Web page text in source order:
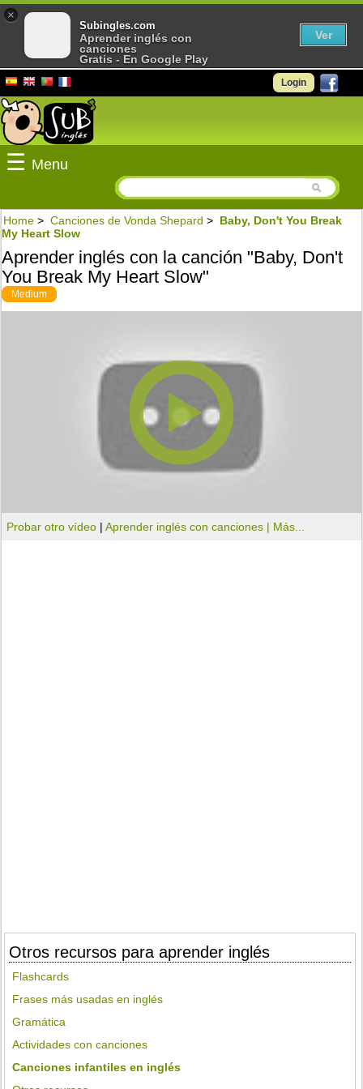
Login
☰ Menu
Home > Canciones de Vonda Shepard > Baby, Don't You Break
My Heart Slow
Aprender inglés con la canción "Baby, Don't
You Break My Heart Slow"
Medium
Probar otro vídeo |Aprender inglés con canciones | Más...
Otros recursos para aprender inglés
Flashcards
Frases más usadas en inglés
Gramática
Actividades con canciones
Canciones infantiles en inglés
×
Subingles.com
Aprender inglés con
canciones
Gratis - En Google Play
Ver